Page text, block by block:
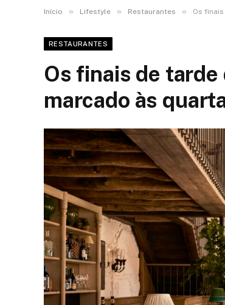
Início » Lifestyle » Restaurantes » Os
RESTAURANTES
Os finais de
marcado às